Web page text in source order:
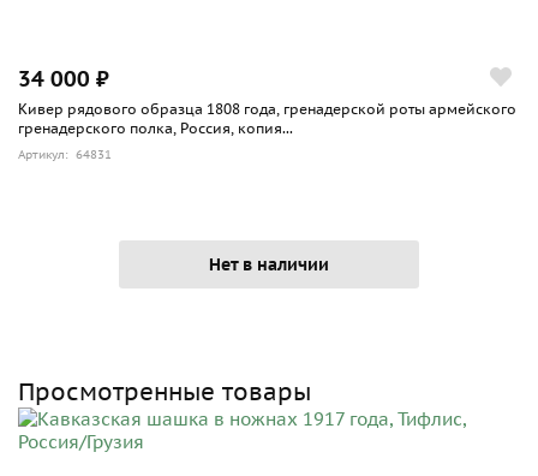
34 000 ₽
Кивер рядового образца 1808 года, гренадерской роты армейского
гренадерского полка, Россия, копия...
Артикул: 64831
Нет в наличии
Просмотренные товары